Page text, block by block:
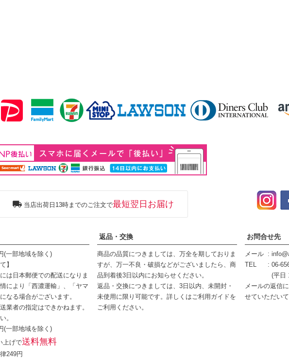
当店出荷日13時までのご注文で最短翌日お届け
一部地域を除く)
】
は日本郵便での配送になりま
により「西濃運輸」、「ヤマ
なる場合がございます。
業者の指定はできかねます。
。
一部地域を除く)
上げで送料無料
249円
返品・交換
商品の品質につきましては、万全を期しておりま
すが、万一不良・破損などがございましたら、商
品到着後3日以内にお知らせください。
返品・交換につきましては、3日以内、未開封・
未使用に限り可能です。詳しくは ご利用ガイドを
ご利用ください。
お問合せ先
メール
TEL
06-
(平日
メールの返信
せていただいて